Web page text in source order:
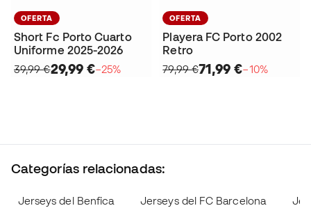
OFERTA
Short Fc Porto Cuarto
Uniforme 2025-2026
39,99 €29,99 €−25%
OFERTA
Playera FC Porto 2002
Retro
79,99 €71,99 €−10%
Categorías relacionadas:
Jerseys del Benfica Jerseys del FC Barcelona